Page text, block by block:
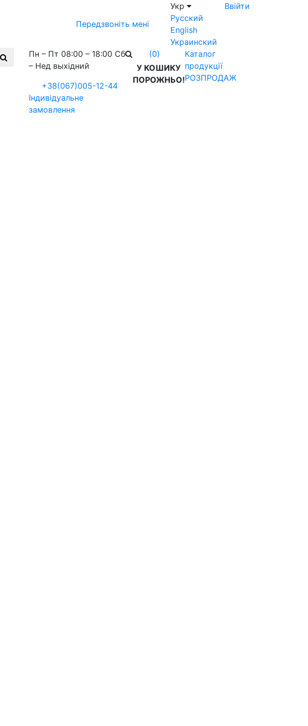
Передзвоніть мені
Укр
Русский
English
Украинский
Ввійти
Пн – Пт 08:00 – 18:00 Сб
– Нед выхідний
+38(067)005-12-44
Індивідуальне
замовлення
(0)
У КОШИКУ
ПОРОЖНЬО!
Каталог
продукції
РОЗПРОДАЖ